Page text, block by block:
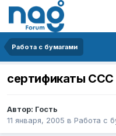
Работа с бумагами
сертификаты ССС
Автор: Гость
11 января, 2005 в Работа с